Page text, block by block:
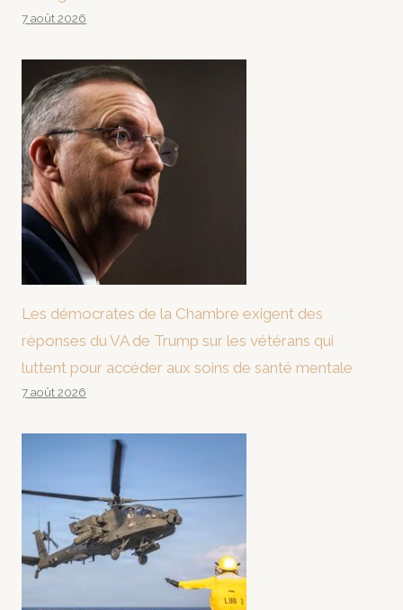
7 août 2026
Les démocrates de la Chambre exigent des
réponses du VA de Trump sur les vétérans qui
luttent pour accéder aux soins de santé mentale
7 août 2026